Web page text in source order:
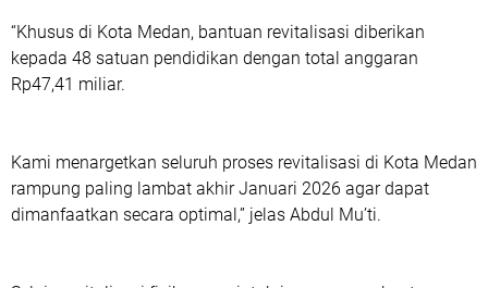
“Khusus di Kota Medan, bantuan revitalisasi diberikan
kepada 48 satuan pendidikan dengan total anggaran
Rp47,41 miliar.
Kami menargetkan seluruh proses revitalisasi di Kota Medan
rampung paling lambat akhir Januari 2026 agar dapat
dimanfaatkan secara optimal,” jelas Abdul Mu’ti.